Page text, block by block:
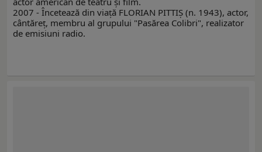
2007 - Încetează din viaţă FLORIAN PITTIŞ (n. 1943), actor,
cântăreţ, membru al grupului "Pasărea Colibri", realizator
de emisiuni radio.